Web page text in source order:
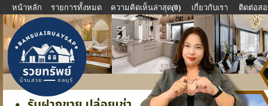
หน้าหลัก รายการทั้งหมด ความคิดเห็นล่าสุด(0) เกี่ยวกับเรา ติดต่อส